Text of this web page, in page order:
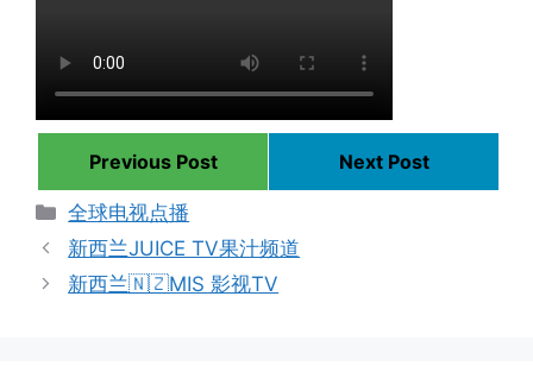
Previous Post
Next Post
Categories
全球电视点播
新西兰JUICE TV果汁频道
新西兰🇳🇿MIS 影视TV